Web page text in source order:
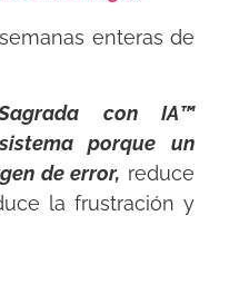
enteras de
con IA™
porque un
de error, reduce
la frustración y